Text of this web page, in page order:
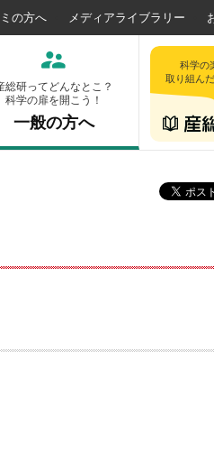
の方へ メディアライブラリー
総研ってどんなとこ？
科学の扉を開こう！
一般の方へ
科学の
取り組ん